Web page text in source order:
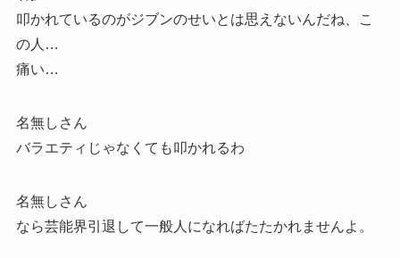
叩かれているのがジブンのせいとは思えないんだね、こ
の人…
痛い…
名無しさん
バラエティじゃなくても叩かれるわ
名無しさん
なら芸能界引退して一般人になればたたかれませんよ。